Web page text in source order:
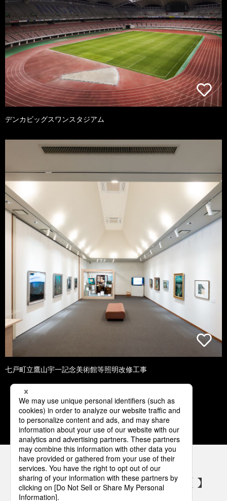
デンカビッグスワンスタジアム
七戸町立鷹山宇一記念美術館等照明改修工事
1 2 3 4 5
パナソニックの電気設備 SNSアカウント